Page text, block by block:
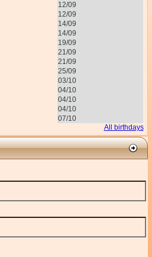
12/09
12/09
14/09
14/09
19/09
21/09
21/09
25/09
03/10
04/10
04/10
04/10
07/10
All birthdays